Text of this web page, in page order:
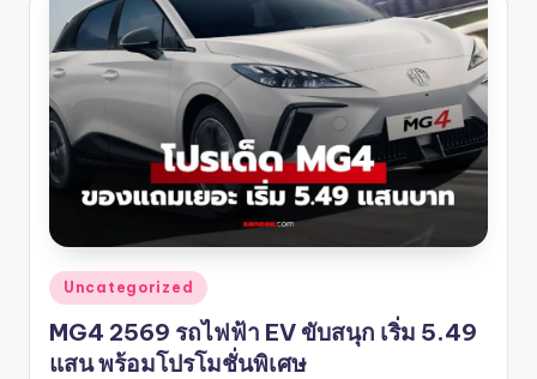
Posted
in
Uncategorized
MG4 2569 รถไฟฟ้า EV ขับสนุก เริ่ม 5.49
แสน พร้อมโปรโมชั่นพิเศษ